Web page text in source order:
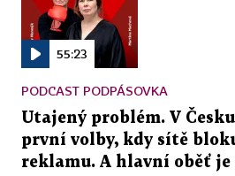
55:23
PODCAST PODPÁSOVKA
Utajený problém. V
první volby, kdy sítě
reklamu. A hlavní oběť je